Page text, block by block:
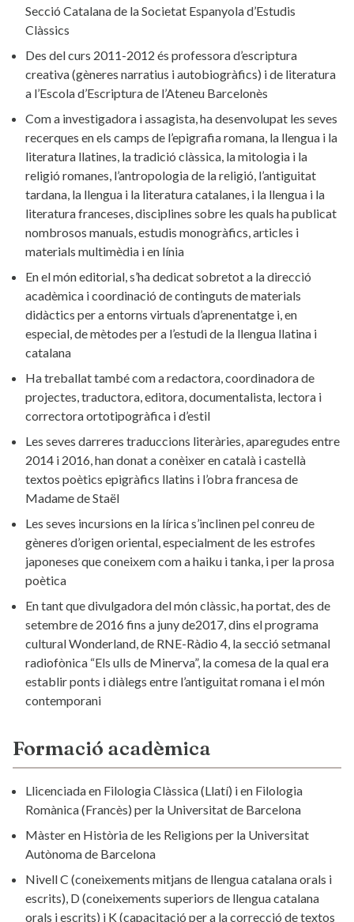
Secció Catalana de la Societat Espanyola d’Estudis
Clàssics
Des del curs 2011-2012 és professora d’escriptura
creativa (gèneres narratius i autobiogràfics) i de literatura
a l’Escola d’Escriptura de l’Ateneu Barcelonès
Com a investigadora i assagista, ha desenvolupat les seves
recerques en els camps de l’epigrafia romana, la llengua i la
literatura llatines, la tradició clàssica, la mitologia i la
religió romanes, l’antropologia de la religió, l’antiguitat
tardana, la llengua i la literatura catalanes, i la llengua i la
literatura franceses, disciplines sobre les quals ha publicat
nombrosos manuals, estudis monogràfics, articles i
materials multimèdia i en línia
En el món editorial, s’ha dedicat sobretot a la direcció
acadèmica i coordinació de continguts de materials
didàctics per a entorns virtuals d’aprenentatge i, en
especial, de mètodes per a l’estudi de la llengua llatina i
catalana
Ha treballat també com a redactora, coordinadora de
projectes, traductora, editora, documentalista, lectora i
correctora ortotipogràfica i d’estil
Les seves darreres traduccions literàries, aparegudes entre
2014 i 2016, han donat a conèixer en català i castellà
textos poètics epigràfics llatins i l’obra francesa de
Madame de Staël
Les seves incursions en la lírica s’inclinen pel conreu de
gèneres d’origen oriental, especialment de les estrofes
japoneses que coneixem com a haiku i tanka, i per la prosa
poètica
En tant que divulgadora del món clàssic, ha portat, des de
setembre de 2016 fins a juny de2017, dins el programa
cultural Wonderland, de RNE-Ràdio 4, la secció setmanal
radiofònica “Els ulls de Minerva”, la comesa de la qual era
establir ponts i diàlegs entre l’antiguitat romana i el món
contemporani
Formació acadèmica
Llicenciada en Filologia Clàssica (Llatí) i en Filologia
Romànica (Francès) per la Universitat de Barcelona
Màster en Història de les Religions per la Universitat
Autònoma de Barcelona
Nivell C (coneixements mitjans de llengua catalana orals i
escrits), D (coneixements superiors de llengua catalana
orals i escrits) i K (capacitació per a la correcció de textos